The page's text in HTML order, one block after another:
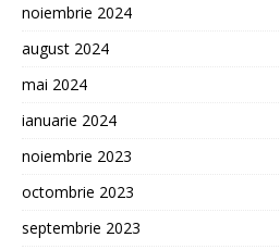
noiembrie 2024
august 2024
mai 2024
ianuarie 2024
noiembrie 2023
octombrie 2023
septembrie 2023